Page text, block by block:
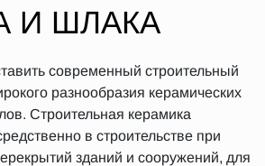
И ШЛАКА
современный строительный
разнообразия керамических
Строительная керамика
в строительстве при
зданий и сооружений, для